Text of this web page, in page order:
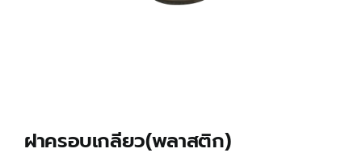
ฝาครอบเกลียว(พลาสติก)